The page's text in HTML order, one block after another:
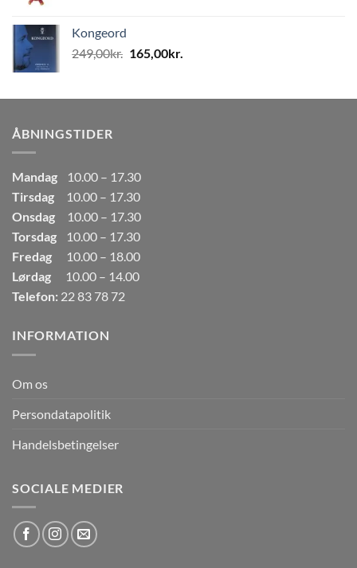
var:
80,00kr..50,00kr..
Kongeord
249,00kr. Den
var:
165,00kr.
er:
ÅBNINGSTIDER
Mandag
10.00 – 17.30
Tirsdag
10.00 – 17.30
Onsdag
10.00 – 17.30
Torsdag
10.00 – 17.30
Fredag
10.00 – 18.00
Lørdag
10.00 – 14.00
Telefon: 22 83 78 72
INFORMATION
Om os
Persondatapolitik
Handelsbetingelser
SOCIALE MEDIER